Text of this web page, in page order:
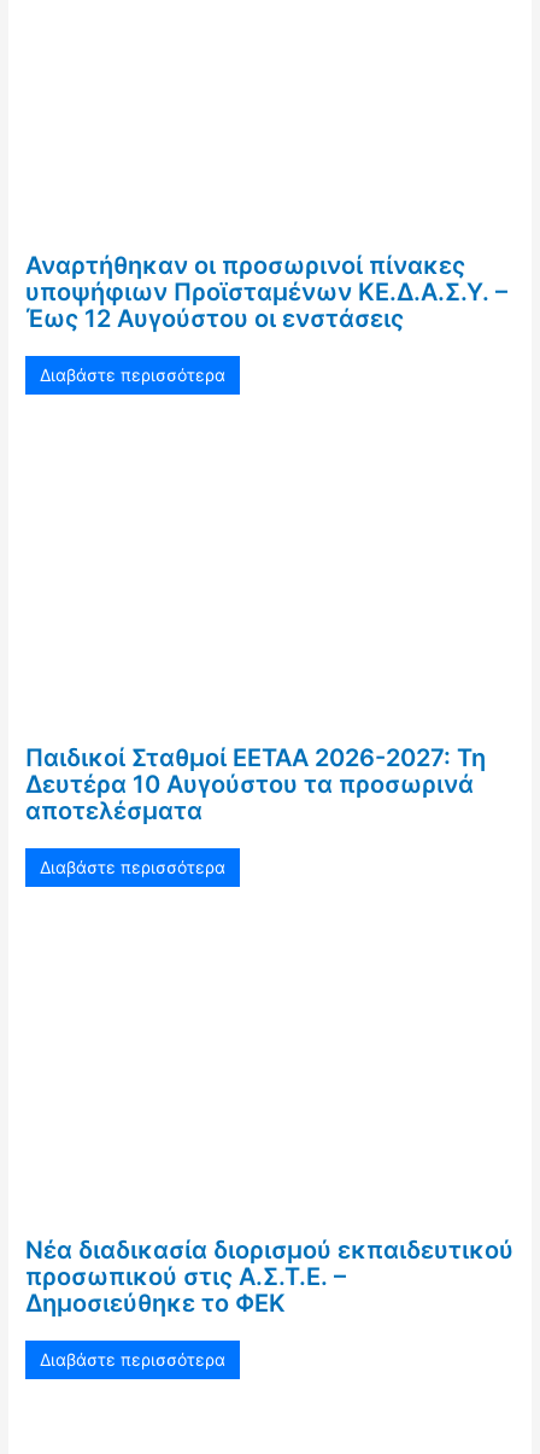
Αναρτήθηκαν οι προσωρινοί πίνακες
υποψήφιων Προϊσταμένων ΚΕ.Δ.Α.Σ.Υ. –
Έως 12 Αυγούστου οι ενστάσεις
Διαβάστε περισσότερα
Παιδικοί Σταθμοί ΕΕΤΑΑ 2026-2027: Τη
Δευτέρα 10 Αυγούστου τα προσωρινά
αποτελέσματα
Διαβάστε περισσότερα
Νέα διαδικασία διορισμού εκπαιδευτικού
προσωπικού στις Α.Σ.Τ.Ε. –
Δημοσιεύθηκε το ΦΕΚ
Διαβάστε περισσότερα